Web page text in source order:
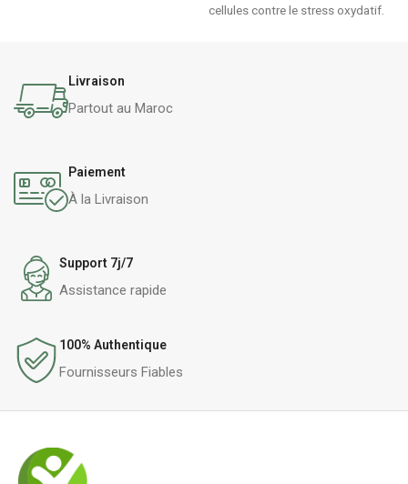
cellules contre le stress oxydatif.
Livraison
Partout au Maroc
Paiement
À la Livraison
Support 7j/7
Assistance rapide
100% Authentique
Fournisseurs Fiables